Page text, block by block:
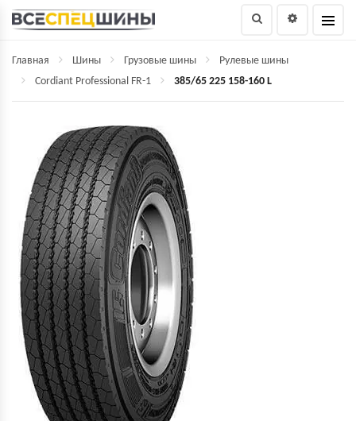
Главная Шины Грузовые шины
Рулевые шины
Cordiant Professional FR-1
385/65 225 158-160 L